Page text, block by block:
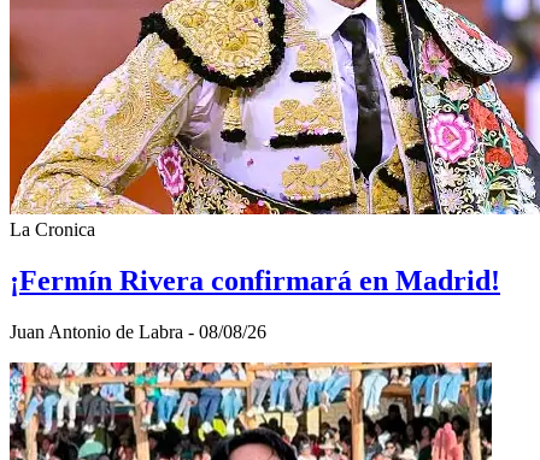
La Cronica
¡Fermín Rivera confirmará en Madrid!
Juan Antonio de Labra - 08/08/26